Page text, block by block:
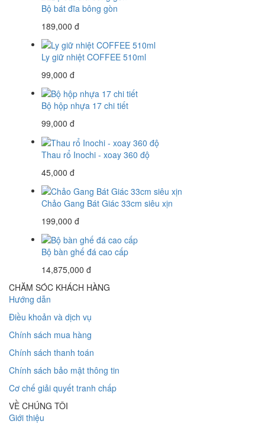
Bộ bát đĩa bông gòn
189,000 đ
Ly giữ nhiệt COFFEE 510ml
99,000 đ
Bộ hộp nhựa 17 chi tiết
99,000 đ
Thau rổ Inochi - xoay 360 độ
45,000 đ
Chảo Gang Bát Giác 33cm siêu xịn
199,000 đ
Bộ bàn ghế đá cao cấp
14,875,000 đ
CHĂM SÓC KHÁCH HÀNG
Hướng dẫn
Điều khoản và dịch vụ
Chính sách mua hàng
Chính sách thanh toán
Chính sách bảo mật thông tin
Cơ chế giải quyết tranh chấp
VỀ CHÚNG TÔI
Giới thiệu